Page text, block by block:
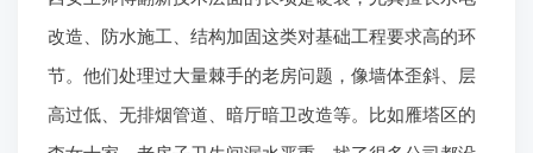
改造、防水施工、结构加固这类对基础工程要求高的环
节。他们处理过大量棘手的老房问题，像墙体歪斜、层
高过低、无排烟管道、暗厅暗卫改造等。比如雁塔区的